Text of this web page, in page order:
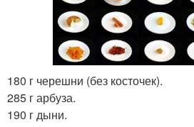
180 г черешни (без косточек).
285 г арбуза.
190 г дыни.